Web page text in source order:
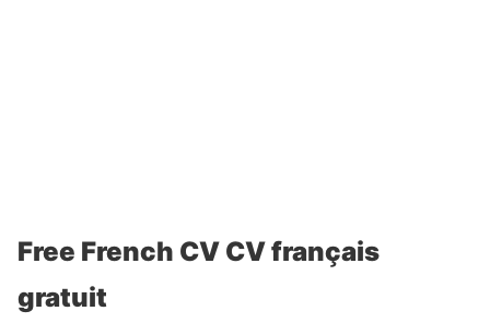
Free French CV CV français
gratuit